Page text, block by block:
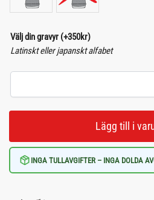
Välj din gravyr (+350kr)
Latinskt eller japanskt alfabet
Lägg till i
INGA TULLAVGIFTER – INGA DOLDA